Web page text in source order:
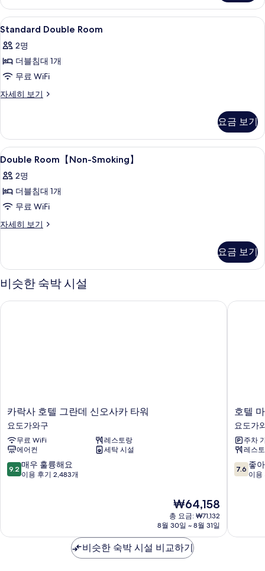
기
세
히
보
Standard
Double
Room
사
진
모
기
책상, 노트북 작업 공간, 암막 커튼, 다
1
Standard Double Room
2명
더블침대 1개
무료 WiFi
자세히 보기
Standard
세
히
보
요금 보기
Double
Room【Non-
Smoking】
사
진
모
보
책상, 노트북 작업 공간, 암막 커튼, 다
2
Double Room【Non-Smoking】
2명
더블침대 1개
무료 WiFi
자세히 보기
Double
세
히
보
요금 보기
비슷한 숙박 시설
카
락
사
호
텔
그
란
타
카락사 호텔 그란데 신오사카 타워
요도가와구
무료 WiFi
레스토랑
에어컨
세탁 시설
10
점
매
9.2 매우 훌륭해요
이용 후기 2,483개
현
재
요
₩64,158
₩64,158
총 요금: ₩71,132
8월 30일 ~ 8월 31일
카락사 호텔 그란데 신오사카 타워
호
텔
마
이
스
테
이
퍼
호텔
요도가
주차
레스
10
점
좋
7.6 좋
이용
호텔 마
비슷한 숙박 시설 비교하기